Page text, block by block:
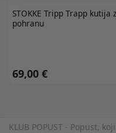
STOKKE Tripp Trapp kutija
pohranu
69,00 €
KLUB POPUST - Popust,